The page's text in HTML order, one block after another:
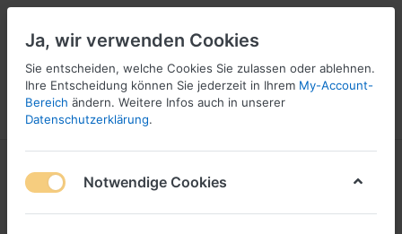
Menü Anmelden
16
Fussteil - Flossen
Ja, wir verwenden Cookies
Sie entscheiden, welche Cookies Sie zulassen oder ablehnen.
Ihre Entscheidung können Sie jederzeit in Ihrem My-Account-
Bereich ändern. Weitere Infos auch in unserer
Datenschutzerklärung.
Notwendige Cookies